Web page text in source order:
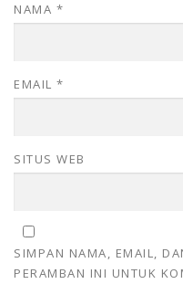
NAMA *
EMAIL *
SITUS WEB
SIMPAN NAMA, EMAIL,
PERAMBAN INI UNTUK